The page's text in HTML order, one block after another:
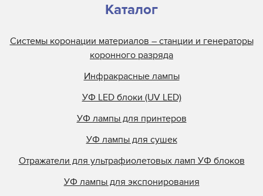
Каталог
Системы коронации материалов – станции и генераторы
коронного разряда
Инфракрасные лампы
УФ LED блоки (UV LED)
УФ лампы для принтеров
УФ лампы для сушек
Отражатели для ультрафиолетовых ламп УФ блоков
УФ лампы для экспонирования